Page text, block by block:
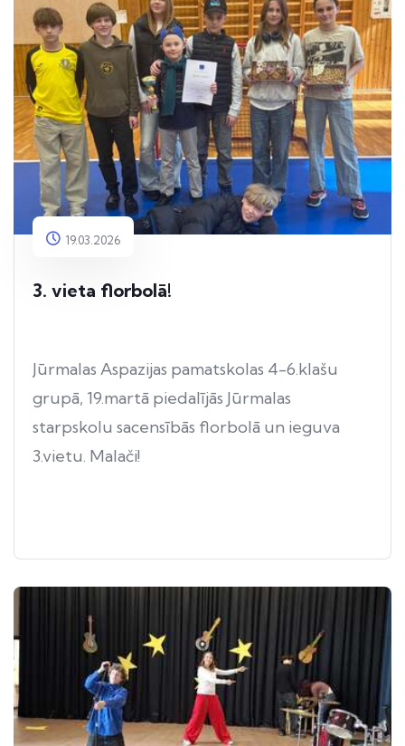
19.03.2026
3. vieta florbolā!
Jūrmalas Aspazijas pamatskolas 4-6.klašu
grupā, 19.martā piedalījās Jūrmalas
starpskolu sacensībās florbolā un ieguva
3.vietu. Malači!